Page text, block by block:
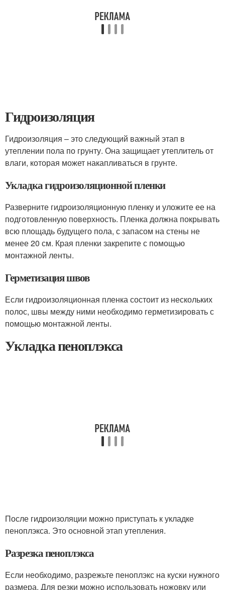
Гидроизоляция
Гидроизоляция – это следующий важный этап в
утеплении пола по грунту. Она защищает утеплитель от
влаги, которая может накапливаться в грунте.
Укладка гидроизоляционной пленки
Разверните гидроизоляционную пленку и уложите ее на
подготовленную поверхность. Пленка должна покрывать
всю площадь будущего пола, с запасом на стены не
менее 20 см. Края пленки закрепите с помощью
монтажной ленты.
Герметизация швов
Если гидроизоляционная пленка состоит из нескольких
полос, швы между ними необходимо герметизировать с
помощью монтажной ленты.
Укладка пеноплэкса
После гидроизоляции можно приступать к укладке
пеноплэкса. Это основной этап утепления.
Разрезка пеноплэкса
Если необходимо, разрежьте пеноплэкс на куски нужного
размера. Для резки можно использовать ножовку или